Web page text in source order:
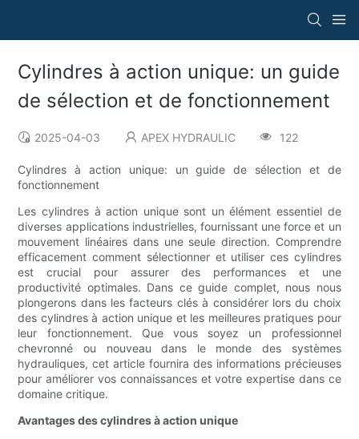
Cylindres à action unique: un guide
de sélection et de fonctionnement
2025-04-03 APEX HYDRAULIC 122
Cylindres à action unique: un guide de sélection et de
fonctionnement
Les cylindres à action unique sont un élément essentiel de
diverses applications industrielles, fournissant une force et un
mouvement linéaires dans une seule direction. Comprendre
efficacement comment sélectionner et utiliser ces cylindres
est crucial pour assurer des performances et une
productivité optimales. Dans ce guide complet, nous nous
plongerons dans les facteurs clés à considérer lors du choix
des cylindres à action unique et les meilleures pratiques pour
leur fonctionnement. Que vous soyez un professionnel
chevronné ou nouveau dans le monde des systèmes
hydrauliques, cet article fournira des informations précieuses
pour améliorer vos connaissances et votre expertise dans ce
domaine critique.
Avantages des cylindres à action unique